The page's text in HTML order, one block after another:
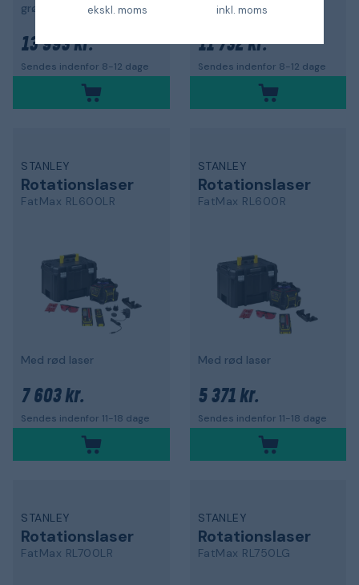
ekskl. moms inkl. moms
grøn
13 993 kr.
Sendes indenfor 8-12 dage
11 732 kr.
Sendes indenfor 8-12 dage
STANLEY
Rotationslaser
FatMax RL600LR
Med rød laser
7 603 kr.
Sendes indenfor 11-18 dage
STANLEY
Rotationslaser
FatMax RL600R
Med rød laser
5 371 kr.
Sendes indenfor 11-18 dage
STANLEY
Rotationslaser
FatMax RL700LR
STANLEY
Rotationslaser
FatMax RL750LG